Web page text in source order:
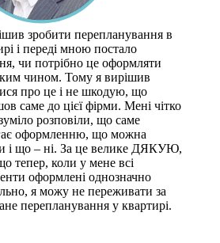
зробити перепланування в
і переді мною постало
чи потрібно це оформляти
чином. Тому я вирішив
про це і не шкодую, що
саме до цієї фірми. Мені чітко
розповіли, що саме
оформленню, що можна
і що – ні. За це велике ДЯКУЮ,
тепер, коли у мене всі
оформлені однозначно
я можу не переживати за
перепланування у квартирі.